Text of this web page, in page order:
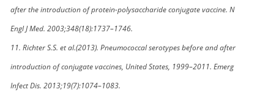
after the introduction of protein-polysaccharide conjugate vaccine. N
Engl J Med. 2003;348(18):1737–1746.
11. Richter S.S. et al.(2013). Pneumococcal serotypes before and after
introduction of conjugate vaccines, United States, 1999–2011. Emerg
Infect Dis. 2013;19(7):1074–1083.